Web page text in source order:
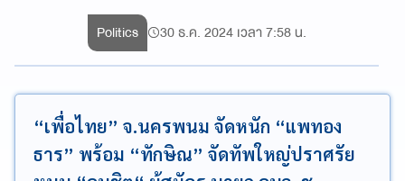
Politics 30 ธ.ค. 2024 เวลา 7:58 น.
“เพื่อไทย” จ.นครพนม จัดหนัก “แพทอง
ธาร” พร้อม “ทักษิณ” จัดทัพใหญ่ปราศรัย